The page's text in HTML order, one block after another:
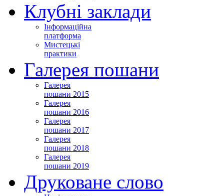
Клубні заклади
Інформаційна
платформа
Мистецькі
практики
Галерея пошани
Галерея
пошани 2015
Галерея
пошани 2016
Галерея
пошани 2017
Галерея
пошани 2018
Галерея
пошани 2019
Друковане слово